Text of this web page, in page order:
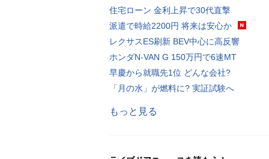
住宅ローン 金利上昇で30代直撃
派遣で時給2200円 将来は安心か
レクサスES刷新 BEV中心に高反響
ホンダN-VAN G 150万円で6速MT
早慶から就職先1位 どんな会社?
「月の水」が燃料に? 実証試験へ
もっと見る